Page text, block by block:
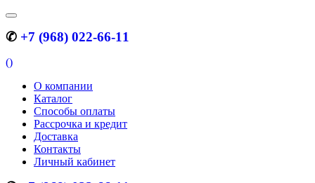
✆ +7 (968) 022-66-11
()
О компании
Каталог
Способы оплаты
Рассрочка и кредит
Доставка
Контакты
Личный кабинет